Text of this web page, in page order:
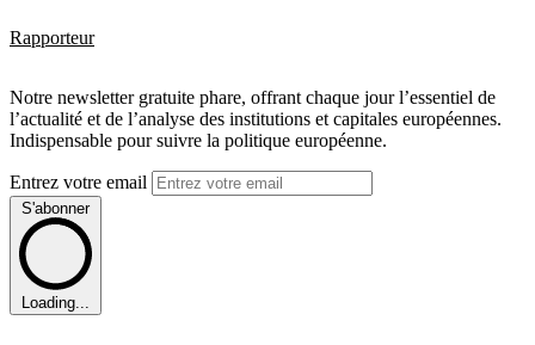
Rapporteur
Notre newsletter gratuite phare, offrant chaque jour l’essentiel de
l’actualité et de l’analyse des institutions et capitales européennes.
Indispensable pour suivre la politique européenne.
Entrez votre email
S'abonner
Loading...